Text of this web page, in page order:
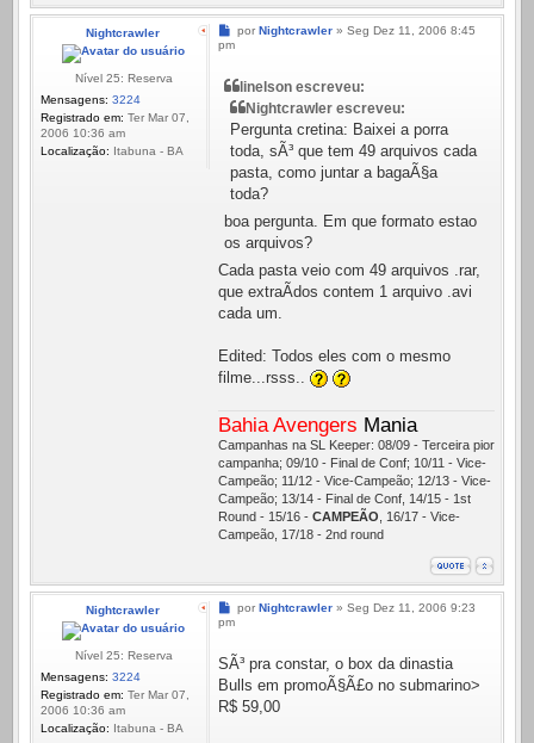
Nightcrawler
Nível 25: Reserva
Mensagens: 3224
Registrado em: Ter Mar 07,
2006 10:36 am
Localização: Itabuna - BA
Mensagem
por Nightcrawler» Seg Dez 11, 2006 8:45
pm
linelson escreveu:
Nightcrawler escreveu:
Pergunta cretina: Baixei a porra
toda, sÃ³ que tem 49 arquivos cada
pasta, como juntar a bagaÃ§a
toda?
boa pergunta. Em que formato estao
os arquivos?
Cada pasta veio com 49 arquivos .rar,
que extraÃ­dos contem 1 arquivo .avi
cada um.
Edited: Todos eles com o mesmo
filme...rsss..
Bahia Avengers Mania
Campanhas na SL Keeper: 08/09 - Terceira pior
campanha; 09/10 - Final de Conf; 10/11 - Vice-
Campeão; 11/12 - Vice-Campeão; 12/13 - Vice-
Campeão; 13/14 - Final de Conf, 14/15 - 1st
Round - 15/16 - CAMPEÃO , 16/17 - Vice-
Campeão, 17/18 - 2nd round
Nightcrawler
Nível 25: Reserva
Mensagens: 3224
Registrado em: Ter Mar 07,
2006 10:36 am
Localização: Itabuna - BA
Mensagem
por Nightcrawler» Seg Dez 11, 2006 9:23
pm
SÃ³ pra constar, o box da dinastia
Bulls em promoÃ§Ã£o no submarino>
R$ 59,00